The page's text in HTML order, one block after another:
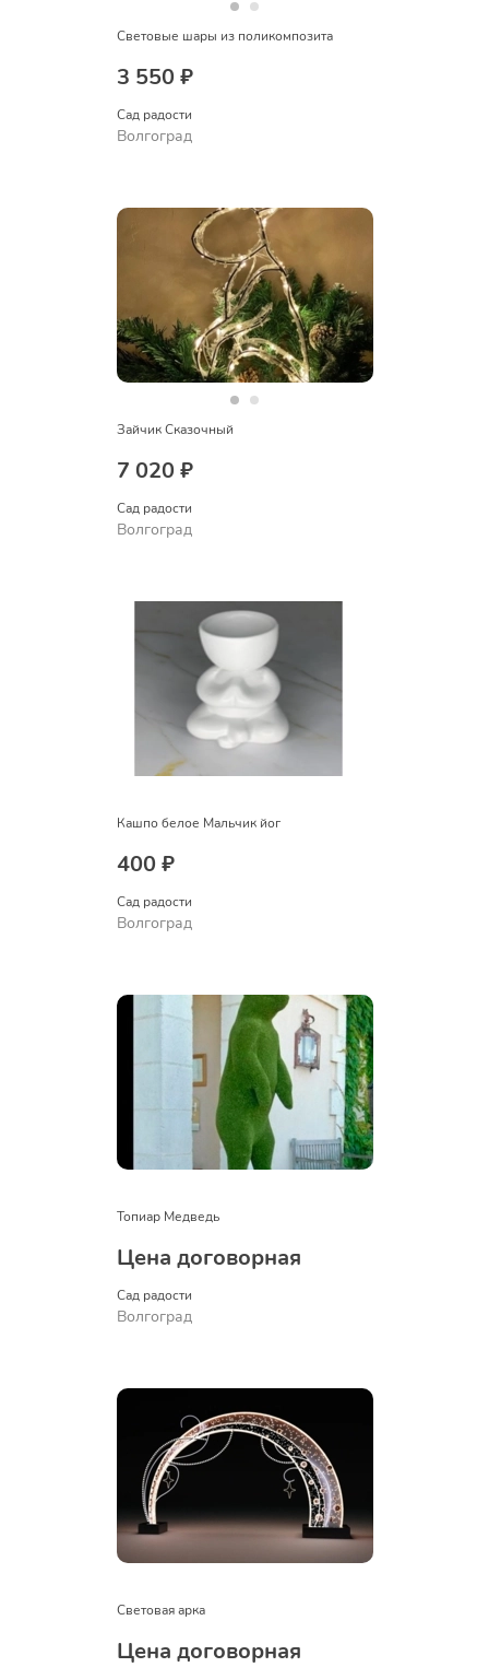
Световые шары из поликомпозита
3 550 ₽
Сад радости
Волгоград
Зайчик Сказочный
7 020 ₽
Сад радости
Волгоград
Кашпо белое Мальчик йог
400 ₽
Сад радости
Волгоград
Топиар Медведь
Цена договорная
Сад радости
Волгоград
Световая арка
Цена договорная